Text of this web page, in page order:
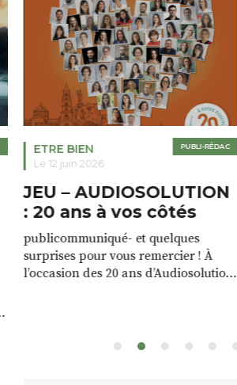
PUBLI-RÉDAC
ETRE BIEN
Le 12 juin 2026
JEU – AUDIOSOLUTION
: 20 ans à vos côtés
publicommuniqué- et quelques
surprises pour vous remercier ! À
l’occasion des 20 ans d’Audiosolution,
sont à gagner, sélectionnés auprès